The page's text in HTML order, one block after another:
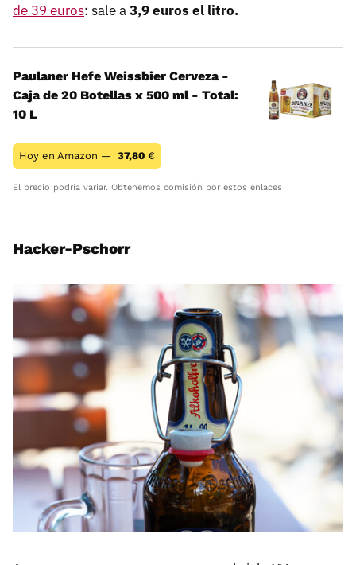
de 39 euros: sale a3,9 euros el litro.
Paulaner Hefe Weissbier Cerveza -
Caja de 20 Botellas x 500 ml - Total:
10 L
Hoy en Amazon — 37,80 €
El precio podría variar. Obtenemos comisión por estos enlaces
Hacker-Pschorr